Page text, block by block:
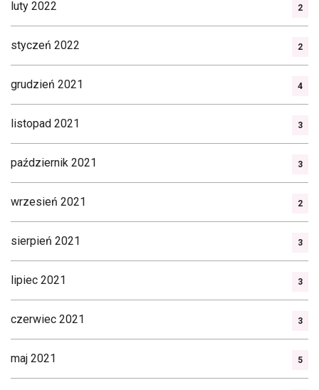
luty 2022 2
styczeń 2022 2
grudzień 2021 4
listopad 2021 3
październik 2021 3
wrzesień 2021 2
sierpień 2021 3
lipiec 2021 3
czerwiec 2021 3
maj 2021 5